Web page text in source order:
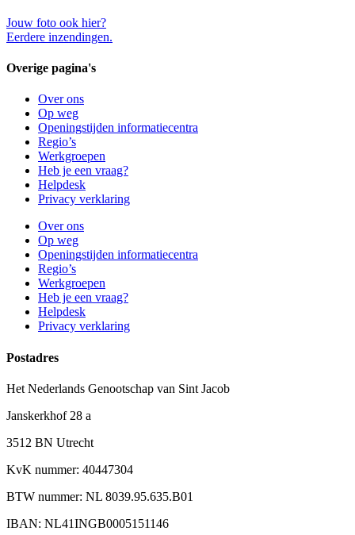
Jouw foto ook hier?
Eerdere inzendingen.
Overige pagina's
Over ons
Op weg
Openingstijden informatiecentra
Regio’s
Werkgroepen
Heb je een vraag?
Helpdesk
Privacy verklaring
Over ons
Op weg
Openingstijden informatiecentra
Regio’s
Werkgroepen
Heb je een vraag?
Helpdesk
Privacy verklaring
Postadres
Het Nederlands Genootschap van Sint Jacob
Janskerkhof 28 a
3512 BN Utrecht
KvK nummer: 40447304
BTW nummer: NL 8039.95.635.B01
IBAN: NL41INGB0005151146